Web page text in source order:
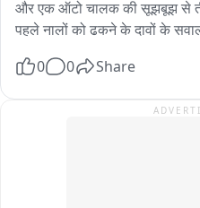
और एक ऑटो चालक की सूझबूझ से
पहले नालों को ढकने के दावों के
प्रशासन की तैयारी पर सवाल उठते
0 0 Share